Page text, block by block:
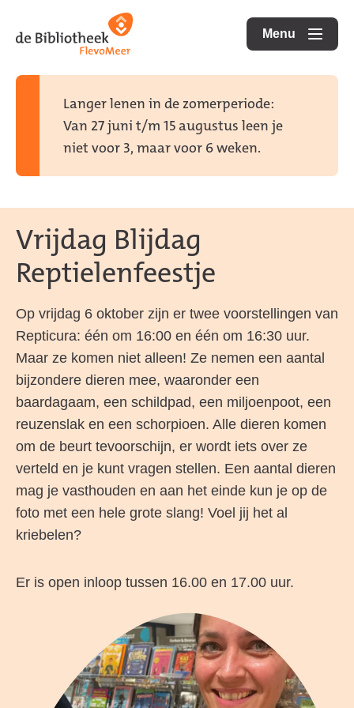
direct
direct
naar
Menu
openen
Langer lenen in de zomerperiode:
Van 27 juni t/m 15 augustus leen je
niet voor 3, maar voor 6 weken.
Vrijdag Blijdag
Reptielenfeestje
Op vrijdag 6 oktober zijn er twee voorstellingen van
Repticura: één om 16:00 en één om 16:30 uur.
Maar ze komen niet alleen! Ze nemen een aantal
bijzondere dieren mee, waaronder een
baardagaam, een schildpad, een miljoenpoot, een
reuzenslak en een schorpioen. Alle dieren komen
om de beurt tevoorschijn, er wordt iets over ze
verteld en je kunt vragen stellen. Een aantal dieren
mag je vasthouden en aan het einde kun je op de
foto met een hele grote slang! Voel jij het al
kriebelen?
Er is open inloop tussen 16.00 en 17.00 uur.